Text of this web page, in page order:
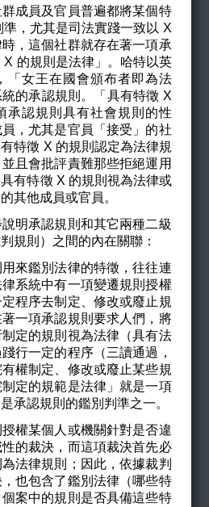
員及官員普遍都將某個特
，尤其是司法實踐一致以 X
，這個社群就存在著一項承
的規則是法律」。哈特以英
「女王在國會頒布者即為法
的承認規則。「具有特徵 X
承認規則具有社會規則的性
，尤其是官員「接受」的社
特徵 X 的規則認定為法律規
且會批評責難那些拒絕運用
有特徵 X 的規則視為法律或
其他成員或官員。
承認規則和其它兩種二級
規則）之間的內在關聯：
鑑別法律的特徵，往往連
系統中有一項變遷規則授權
程序去制定、修改或廢止規
一項承認規則要求人們，將
定的規則視為法律（具有法
行一定的程序（三讀通過，
權制定、修改或廢止某些規
定的規範是法律」就是一項
承認規則的鑑別判準之一。
某個人或機關針對是否違
的裁決，而這項裁決首先必
法律規則；因此，依據裁判
也包含了鑑別法律（哪些特
案中的規則是否具備這些特